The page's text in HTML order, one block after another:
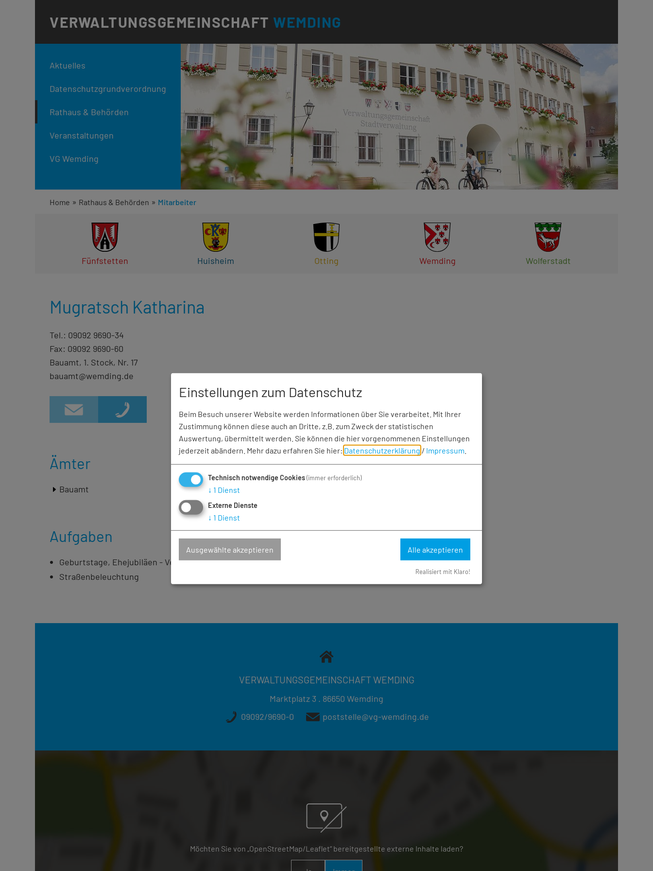
VERWALTUNGSGEMEINSCHAFT WEMDING
Aktuelles
Datenschutzgrundverordnung
Rathaus & Behörden
Veranstaltungen
VG Wemding
Home » Rathaus & Behörden » Mitarbeiter
Fünfstetten Huisheim Otting Wemding Wolferstadt
Mugratsch Katharina
Tel.: 09092 9690-34
Fax: 09092 9690-60
Bauamt, 1. Stock, Nr. 17
bauamt@wemding.de
Ämter
Bauamt
Aufgaben
Geburtstage, Ehejubiläen - Veröffentlichung Amtsbote
Straßenbeleuchtung
VERWALTUNGSGEMEINSCHAFT WEMDING
Marktplatz 3 . 86650 Wemding
09092/9690-0
poststelle@vg-wemding.de
Möchten Sie von „OpenStreetMap/Leaflet“ bereitgestellte externe Inhalte laden?
Einstellungen zum Datenschutz
Beim Besuch unserer Website werden Informationen über Sie verarbeitet. Mit Ihrer
Zustimmung können diese auch an Dritte, z.B. zum Zweck der statistischen
Auswertung, übermittelt werden. Sie können die hier vorgenommenen Einstellungen
jederzeit abändern. Mehr dazu erfahren Sie hier: Datenschutzerklärung / Impressum
Technisch notwendige Cookies(immer erforderlich)
↓ 1 Dienst
Externe Dienste
↓ 1 Dienst
Ausgewählte akzeptieren Alle akzeptieren
Realisiert mit Klaro!